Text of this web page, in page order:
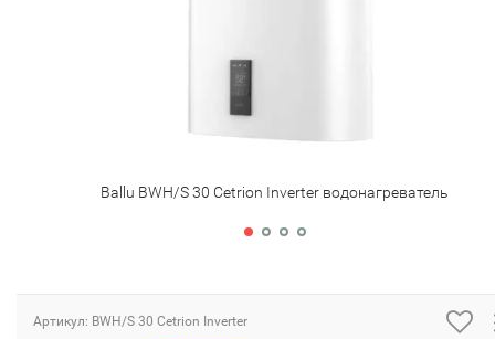
Ballu BWH/S 30 Cetrion Inverter водонагреватель
Артикул: BWH/S 30 Cetrion Inverter